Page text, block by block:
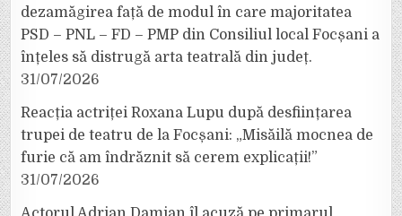
dezamăgirea față de modul în care majoritatea
PSD – PNL – FD – PMP din Consiliul local Focșani a
înțeles să distrugă arta teatrală din județ.
31/07/2026
Reacția actriței Roxana Lupu după desființarea
trupei de teatru de la Focșani: „Misăilă mocnea de
furie că am îndrăznit să cerem explicații!”
31/07/2026